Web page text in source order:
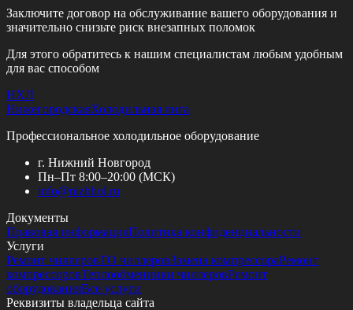
Заключите договор на обслуживание вашего оборудования и
значительно снизьте риск внезапных поломок
Для этого обратитесь к нашим специалистам любым удобным
для вас способом
НХЛ
НижегородскаяХолодильная лига
Профессиональное холодильное оборудование
г. Нижний Новгород
Пн–Пт 8:00–20:00 (МСК)
info@nizhhol.ru
Документы
Правовая информацияПолитика конфиденциальности
Услуги
Ремонт чиллеровТО чиллеровЗамена компрессораРемонт
компрессоровТеплообменники чиллеровРемонт
оборудованияВсе услуги
Реквизиты владельца сайта